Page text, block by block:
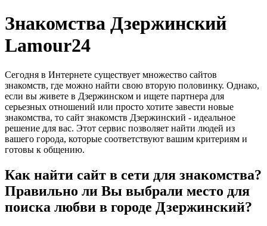
Знакомства Дзержинский
Lamour24
Сегодня в Интернете существует множество сайтов
знакомств, где можно найти свою вторую половинку. Однако,
если вы живете в Дзержинском и ищете партнера для
серьезных отношений или просто хотите завести новые
знакомства, то сайт знакомств Дзержинский - идеальное
решение для вас. Этот сервис позволяет найти людей из
вашего города, которые соответствуют вашим критериям и
готовы к общению.
Как найти сайт в сети для знакомства?
Правильно ли Вы выбрали место для
поиска любви в городе Дзержинский?